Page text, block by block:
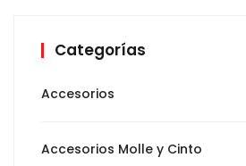
Categorías
Accesorios
Accesorios Molle y Cinto